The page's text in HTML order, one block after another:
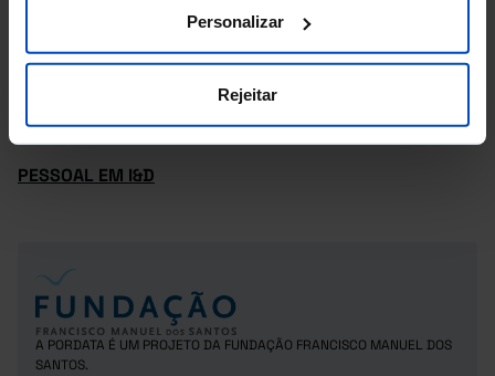
Personalizar
Rejeitar
DESPESAS EM I&D EM % DO PIB
INVESTIGADORES EM I&D
PESSOAL EM I&D
A PORDATA É UM PROJETO DA FUNDAÇÃO FRANCISCO MANUEL DOS
SANTOS.